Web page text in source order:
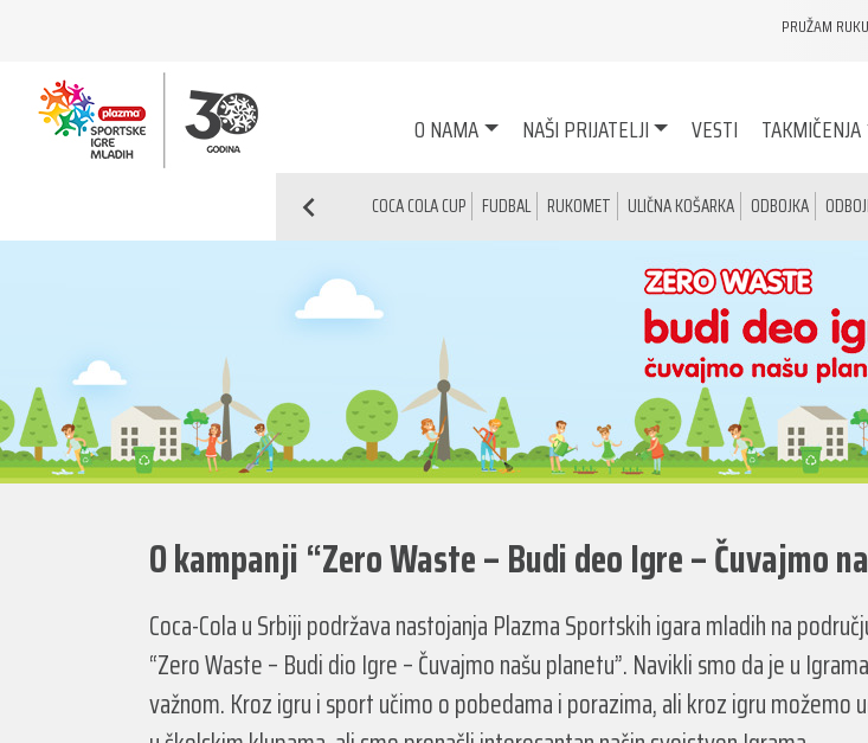
PRUŽAM
O NAMA NAŠI PRIJATELJI VESTI TAKMIČENJA
COCA COLA CUP FUDBAL RUKOMET ULIČNA KOŠARKA ODBOJKA
O kampanji “Zero Waste – Budi deo Igre – Čuvajmo
Coca-Cola u Srbiji podržava nastojanja Plazma Sportskih igara mladih na
“Zero Waste – Budi dio Igre – Čuvajmo našu planetu”. Navikli smo da je u
važnom. Kroz igru i sport učimo o pobedama i porazima, ali kroz igru možemo